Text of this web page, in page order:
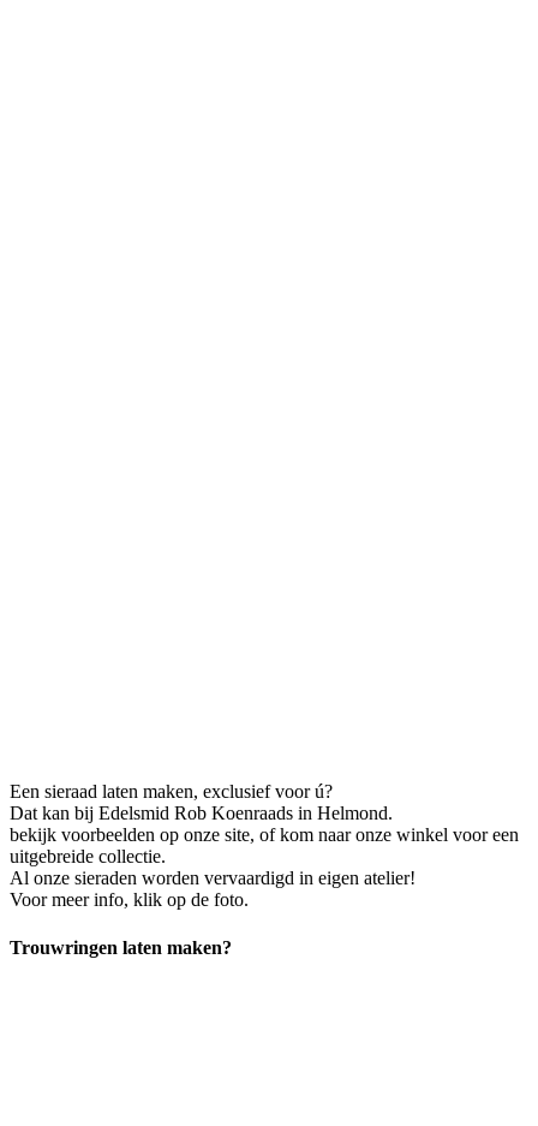
Een sieraad laten maken, exclusief voor ú?
Dat kan bij Edelsmid Rob Koenraads in Helmond.
bekijk voorbeelden op onze site, of kom naar onze winkel voor een
uitgebreide collectie.
Al onze sieraden worden vervaardigd in eigen atelier!
Voor meer info, klik op de foto.
Trouwringen laten maken?